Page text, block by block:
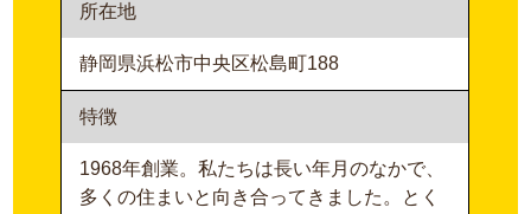
所在地
静岡県浜松市中央区松島町188
特徴
1968年創業。私たちは長い年月のなかで、
多くの住まいと向き合ってきました。とく